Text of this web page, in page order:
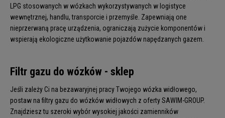
LPG stosowanych w wózkach wykorzystywanych w logistyce
wewnętrznej, handlu, transporcie i przemyśle. Zapewniają one
nieprzerwaną pracę urządzenia, ograniczają zużycie komponentów i
wspierają ekologiczne użytkowanie pojazdów napędzanych gazem.
Filtr gazu do wózków - sklep
Jeśli zależy Ci na bezawaryjnej pracy Twojego wózka widłowego,
postaw na filtry gazu do wózków widłowych z oferty SAWIM-GROUP.
Znajdziesz tu szeroki wybór wysokiej jakości zamienników